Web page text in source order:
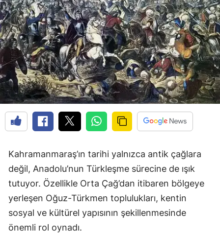
Kahramanmaraş’ın tarihi yalnızca antik çağlara
değil, Anadolu’nun Türkleşme sürecine de ışık
tutuyor. Özellikle Orta Çağ’dan itibaren bölgeye
yerleşen Oğuz-Türkmen toplulukları, kentin
sosyal ve kültürel yapısının şekillenmesinde
önemli rol oynadı.